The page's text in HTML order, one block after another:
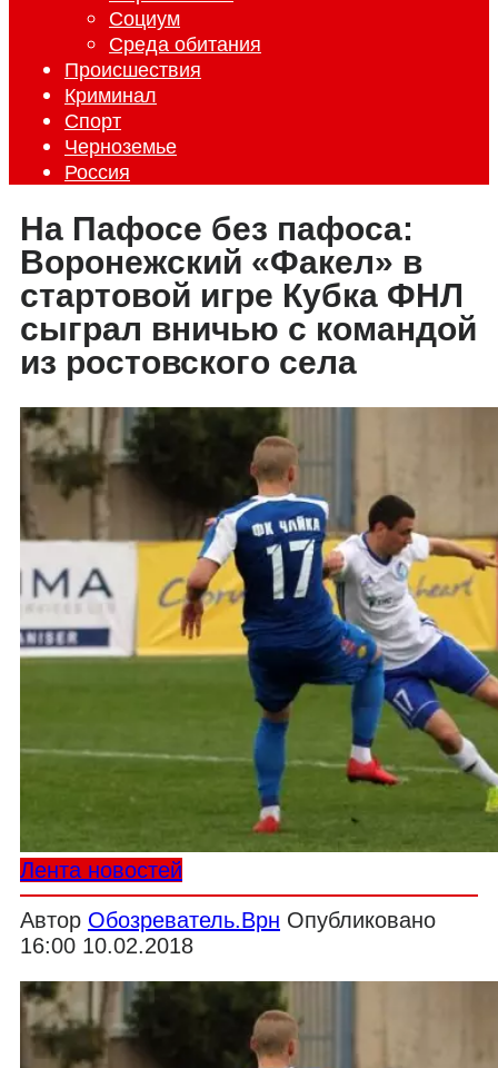
Социум
Среда обитания
Происшествия
Криминал
Спорт
Черноземье
Россия
На Пафосе без пафоса:
Воронежский «Факел» в
стартовой игре Кубка ФНЛ
сыграл вничью с командой
из ростовского села
Лента новостей
Автор Обозреватель.Врн Опубликовано
16:00 10.02.2018